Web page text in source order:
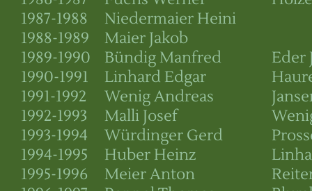
1987-1988
1988-1989
1989-1990
1990-1991
1991-1992
1992-1993
1993-1994
1994-1995
1995-1996
Niedermaier Heini
Maier Jakob
Bündig Manfred
Linhard Edgar
Wenig Andreas
Malli Josef
Würdinger Gerd
Huber Heinz
Meier Anton
Eder